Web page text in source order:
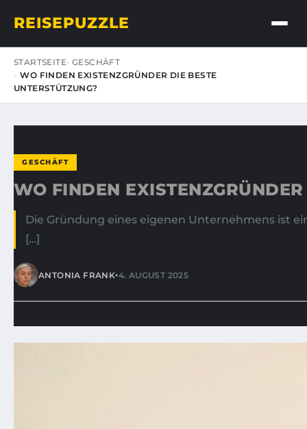
REISEPUZZLE
STARTSEITE GESCHÄFT
WO FINDEN EXISTENZGRÜNDER DIE BESTE
UNTERSTÜTZUNG?
GESCHÄFT
WO FINDEN
Die Gründung eines eigenen Unternehmens ist
[…]
ANTONIA FRANK•4. AUGUST 2025